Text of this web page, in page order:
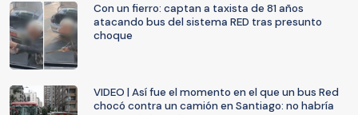
Con un fierro: captan a taxista de 81 años
atacando bus del sistema RED tras presunto
choque
VIDEO | Así fue el momento en el que un bus Red
chocó contra un camión en Santiago: no habría